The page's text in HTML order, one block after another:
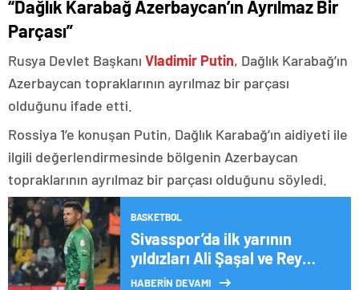
“Dağlık Karabağ Azerbaycan’ın Ayrılmaz Bir
Parçası”
Rusya Devlet Başkanı Vladimir Putin, Dağlık Karabağ’ın
Azerbaycan topraklarının ayrılmaz bir parçası
olduğunu ifade etti.
Rossiya 1’e konuşan Putin, Dağlık Karabağ’ın aidiyeti ile
ilgili değerlendirmesinde bölgenin Azerbaycan
topraklarının ayrılmaz bir parçası olduğunu söyledi.
BASKETBOL
Sivasspor’da ilk yarının
yıldızları Ali Şaşal ve Rey
Manaj
HABERİN DEVAMI